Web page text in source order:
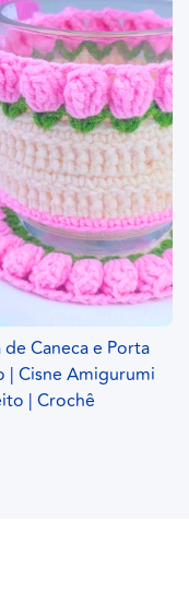
de Caneca e Porta
| Cisne Amigurumi
| Crochê